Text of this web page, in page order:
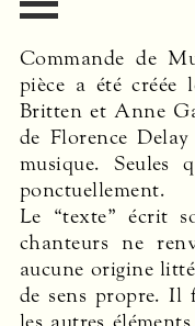
Commande de
pièce a été
Britten et Anne
de Florence
musique. Seules
ponctuellement.
Le “texte” écrit
chanteurs ne
aucune origine
de sens propre. Il